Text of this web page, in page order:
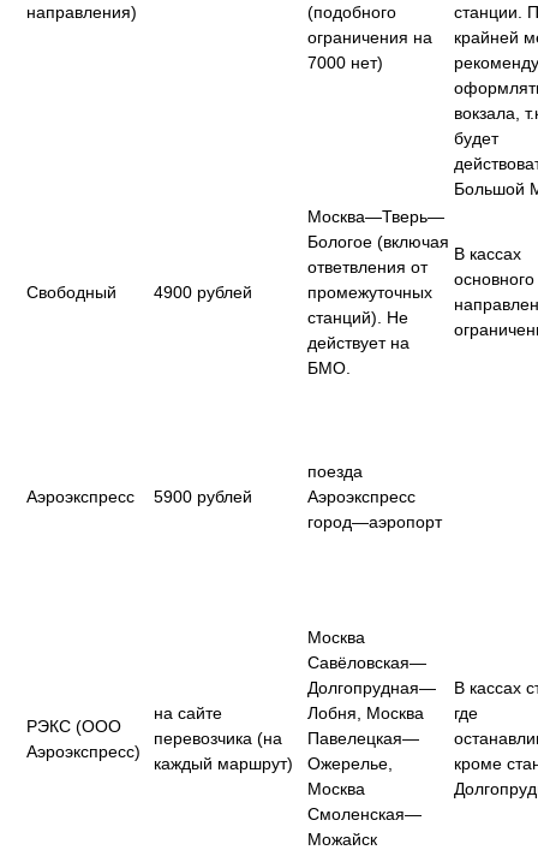
направления)
(подобного
ограничения на
7000 нет)
станции.
крайней
вокзала,
будет
Большой
Свободный 4900 рублей
Москва—Тверь—
Бологое (включая
ответвления от
промежуточных
станций). Не
действует на
БМО.
В кассах
основного
Аэроэкспресс 5900 рублей
поезда
Аэроэкспресс
город—аэропорт
РЭКС (ООО
Аэроэкспресс)
на сайте
перевозчика (на
каждый маршрут)
Москва
Савёловская—
Долгопрудная—
Лобня, Москва
Павелецкая—
Ожерелье,
Москва
Смоленская—
Можайск
В кассах
где
кроме